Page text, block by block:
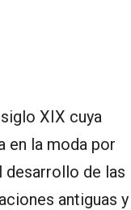
XIX cuya
en la moda por
desarrollo de las
antiguas y